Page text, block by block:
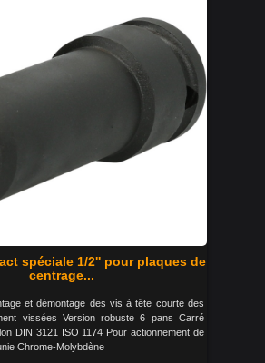
spéciale 1/2'' pour plaques de
centrage...
et démontage des vis à tête courte des
vissées Version robuste 6 pans Carré
DIN 3121 ISO 1174 Pour actionnement de
Chrome-Molybdène